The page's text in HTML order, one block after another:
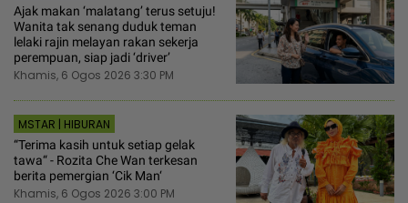
Ajak makan ‘malatang’ terus setuju!
Wanita tak senang duduk teman
lelaki rajin melayan rakan sekerja
perempuan, siap jadi ‘driver’
Khamis, 6 Ogos 2026 3:30 PM
MSTAR | HIBURAN
“Terima kasih untuk setiap gelak
tawa“ - Rozita Che Wan terkesan
berita pemergian ‘Cik Man‘
Khamis, 6 Ogos 2026 3:00 PM